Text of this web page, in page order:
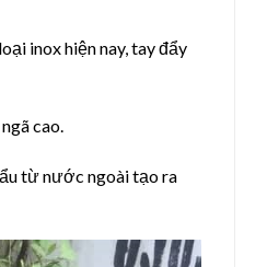
inox hiện nay, tay đẩy
cao.
từ nước ngoài tạo ra